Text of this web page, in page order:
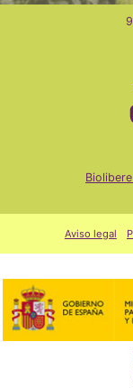
Aviso legal